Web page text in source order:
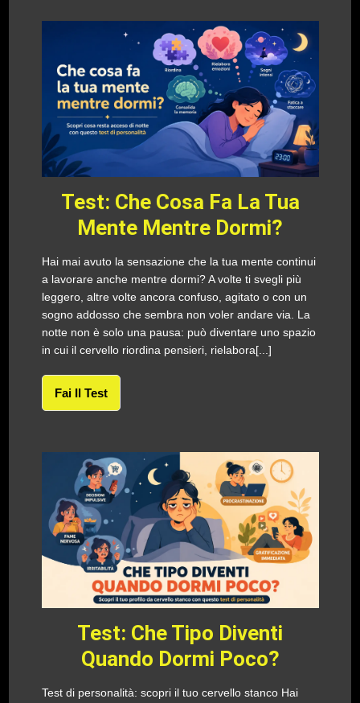
Test: Che Cosa Fa La Tua
Mente Mentre Dormi?
Hai mai avuto la sensazione che la tua mente continui
a lavorare anche mentre dormi? A volte ti svegli più
leggero, altre volte ancora confuso, agitato o con un
sogno addosso che sembra non voler andare via. La
notte non è solo una pausa: può diventare uno spazio
in cui il cervello riordina pensieri, rielabora[...]
Fai Il Test
Test: Che Tipo Diventi
Quando Dormi Poco?
Test di personalità: scopri il tuo cervello stanco Hai